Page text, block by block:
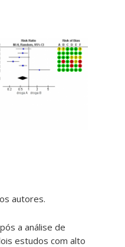
autores.
a análise de
estudos com alto